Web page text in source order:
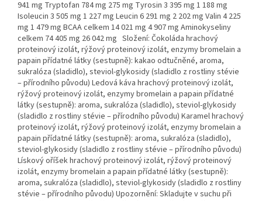
941 mg Tryptofan 784 mg 275 mg Tyrosin 3 395 mg 1 188 mg
Isoleucin 3 505 mg 1 227 mg Leucin 6 291 mg 2 202 mg Valin 4 225
mg 1 479 mg BCAA celkem 14 021 mg 4 907 mg Aminokyseliny
celkem 74 405 mg 26 042 mg Složení: Čokoláda hrachový
proteinový izolát, rýžový proteinový izolát, enzymy bromelain a
papain přídatné látky (sestupně): kakao odtučněné, aroma,
sukralóza (sladidlo), steviol-glykosidy (sladidlo z rostliny stévie
– přírodního původu) Ledová káva hrachový proteinový izolát,
rýžový proteinový izolát, enzymy bromelain a papain přídatné
látky (sestupně): aroma, sukralóza (sladidlo), steviol-glykosidy
(sladidlo z rostliny stévie – přírodního původu) Karamel hrachový
proteinový izolát, rýžový proteinový izolát, enzymy bromelain a
papain přídatné látky (sestupně): aroma, sukralóza (sladidlo),
steviol-glykosidy (sladidlo z rostliny stévie – přírodního původu)
Lískový oříšek hrachový proteinový izolát, rýžový proteinový
izolát, enzymy bromelain a papain přídatné látky (sestupně):
aroma, sukralóza (sladidlo), steviol-glykosidy (sladidlo z rostliny
stévie – přírodního původu) Upozornění: Skladujte v suchu při